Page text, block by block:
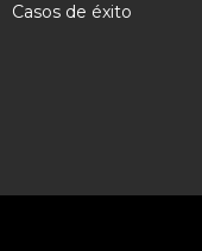
Casos de éxito